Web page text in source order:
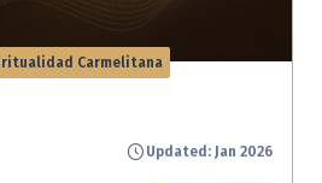
Carmelitana
Updated: Jan 2026